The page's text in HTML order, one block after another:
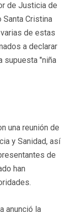
de Justicia de
Santa Cristina
de estas
a declarar
supuesta "niña
una reunión de
y Sanidad, así
de
han
anunció la